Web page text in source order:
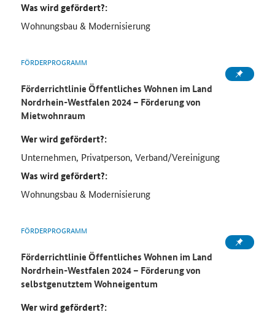
Was wird gefördert?:
Wohnungsbau & Modernisierung
FÖRDERPROGRAMM
Förderrichtlinie Öffentliches Wohnen im Land
Nordrhein-Westfalen 2024 – Förderung von
Mietwohnraum
Wer wird gefördert?:
Unternehmen, Privatperson, Verband/Vereinigung
Was wird gefördert?:
Wohnungsbau & Modernisierung
FÖRDERPROGRAMM
Förderrichtlinie Öffentliches Wohnen im Land
Nordrhein-Westfalen 2024 – Förderung von
selbstgenutztem Wohneigentum
Wer wird gefördert?: